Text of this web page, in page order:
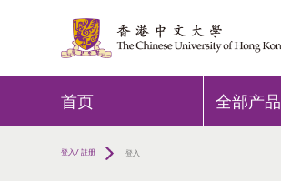
首页 全部产品
登入/ 註册 登入